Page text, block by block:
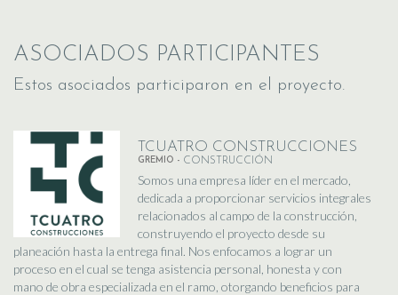
ASOCIADOS PARTICIPANTES
Estos asociados participaron en el proyecto.
TCUATRO CONSTRUCCIONES
GREMIO - CONSTRUCCIÓN
Somos una empresa líder en el mercado,
dedicada a proporcionar servicios integrales
relacionados al campo de la construcción,
construyendo el proyecto desde su
planeación hasta la entrega final. Nos enfocamos a lograr un
proceso en el cual se tenga asistencia personal, honesta y con
mano de obra especializada en el ramo, otorgando beneficios para